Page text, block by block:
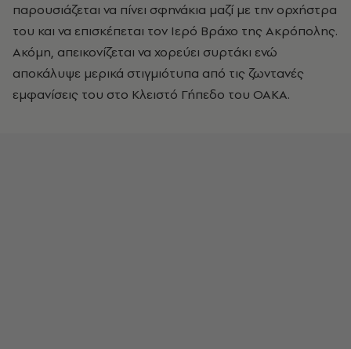
παρουσιάζεται να πίνει σφηνάκια μαζί με την ορχήστρα
του και να επισκέπεται τον Ιερό Βράχο της Ακρόπολης.
Ακόμη, απεικονίζεται να χορεύει συρτάκι ενώ
αποκάλυψε μερικά στιγμιότυπα από τις ζωντανές
εμφανίσεις του στο Κλειστό Γήπεδο του ΟΑΚΑ.